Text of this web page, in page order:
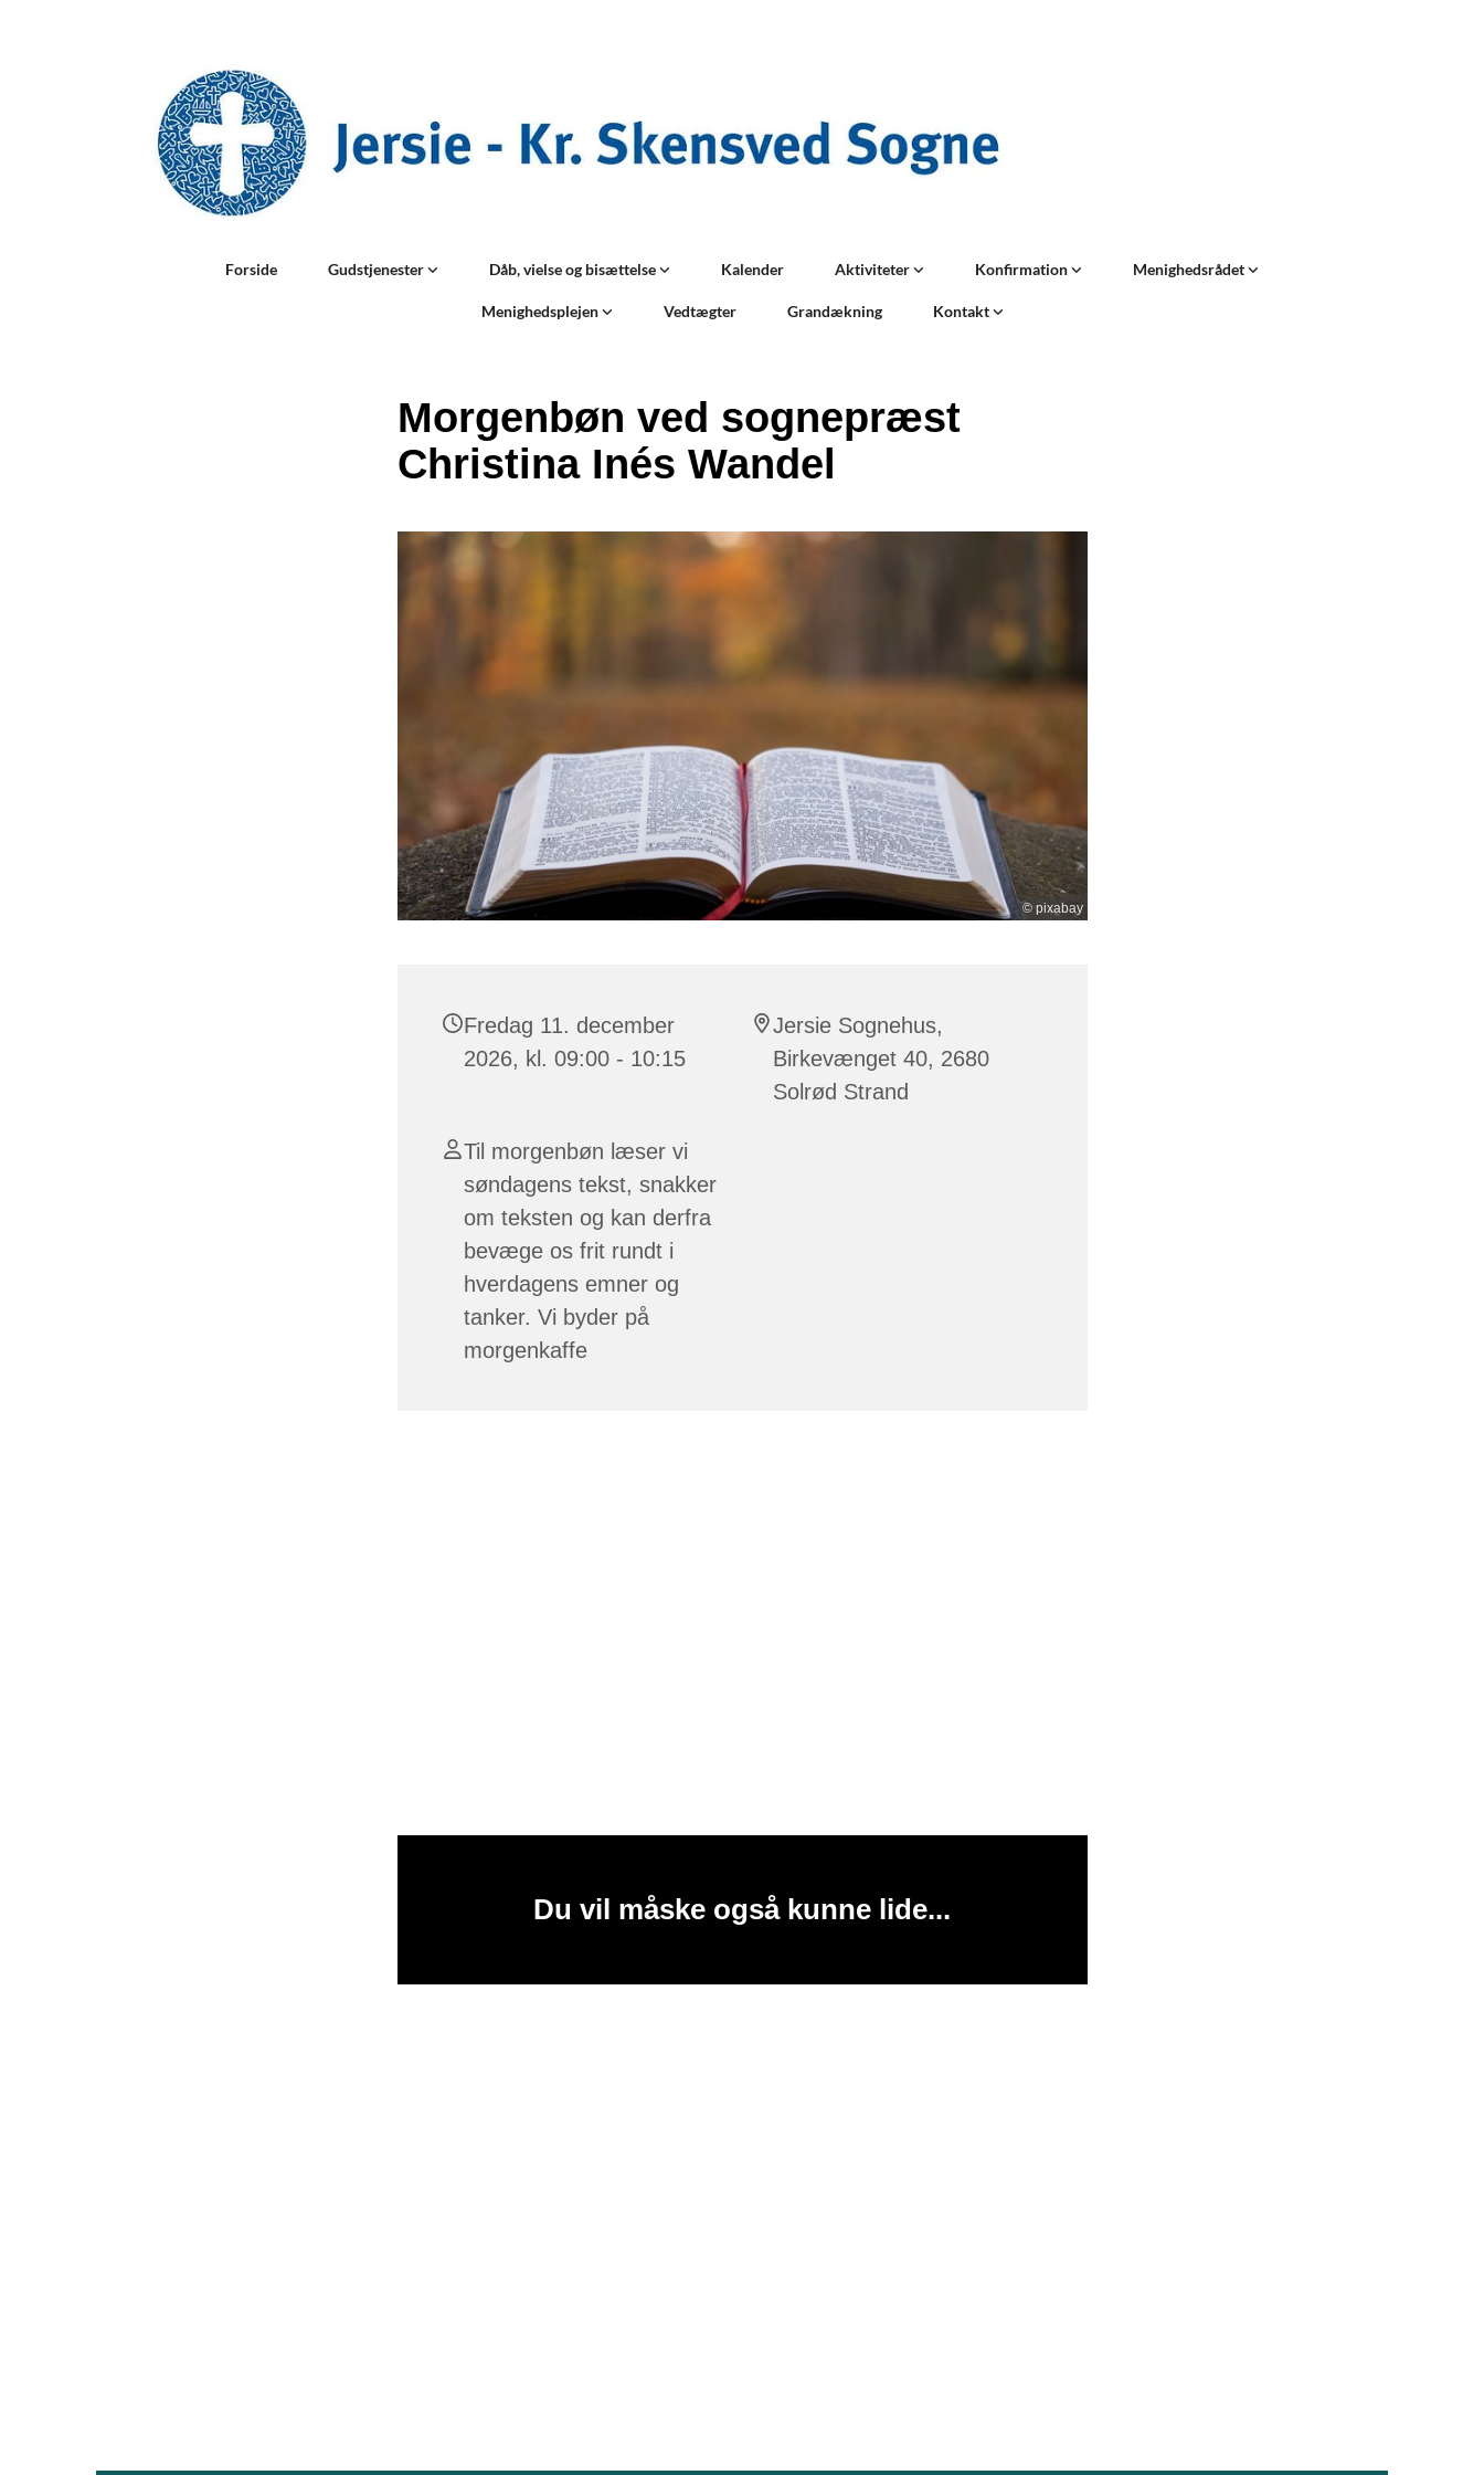
Forside Gudstjenester Dåb, vielse og bisættelse Kalender Aktiviteter Konfirmation Menighedsrådet
Menighedsplejen Vedtægter Grandækning Kontakt
Morgenbøn ved sognepræst
Christina Inés Wandel
© pixabay
Fredag 11. december
2026, kl. 09:00 - 10:15
Jersie Sognehus,
Birkevænget 40, 2680
Solrød Strand
Til morgenbøn læser vi
søndagens tekst, snakker
om teksten og kan derfra
bevæge os frit rundt i
hverdagens emner og
tanker. Vi byder på
morgenkaffe
Du vil måske også kunne lide...